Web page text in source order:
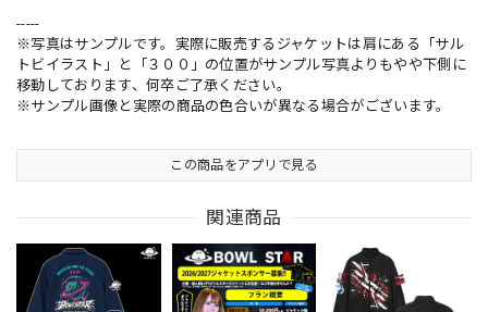
-----
※写真はサンプルです。実際に販売するジャケットは肩にある「サル
トビイラスト」と「３００」の位置がサンプル写真よりもやや下側に
移動しております、何卒ご了承ください。
※サンプル画像と実際の商品の色合いが異なる場合がございます。
この商品をアプリで見る
関連商品